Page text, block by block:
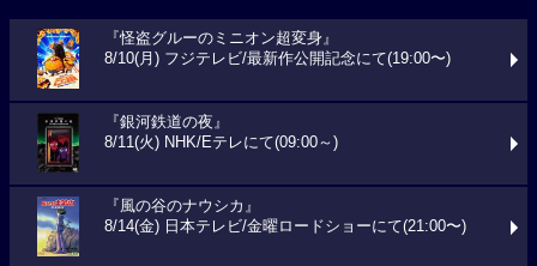
『怪盗グルーのミニオン超変身』
8/10(月) フジテレビ/最新作公開記念にて(19:00〜)
『銀河鉄道の夜』
8/11(火) NHK/Eテレにて(09:00～)
『風の谷のナウシカ』
8/14(金) 日本テレビ/金曜ロードショーにて(21:00〜)